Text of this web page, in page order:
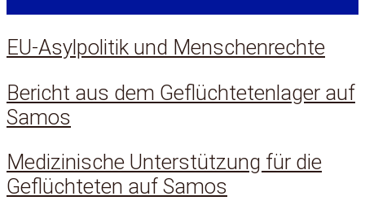
EU-Asylpolitik und Menschenrechte
Bericht aus dem Geflüchtetenlager auf
Samos
Medizinische Unterstützung für die
Geflüchteten auf Samos